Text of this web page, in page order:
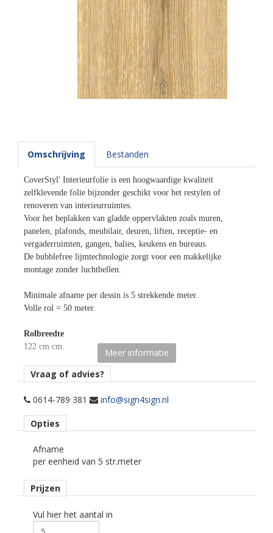
Omschrijving Bestanden
CoverStyl' Interieurfolie is een hoogwaardige kwaliteit
zelfklevende folie bijzonder geschikt voor het restylen of
renoveren van interieurruimtes.
Voor het beplakken van gladde oppervlakten zoals muren,
panelen, plafonds, meubilair, deuren, liften, receptie- en
vergaderruimten, gangen, balies, keukens en bureaus.
De bubblefree lijmtechnologie zorgt voor een makkelijke
montage zonder luchtbellen.
Minimale afname per dessin is 5 strekkende meter.
Volle rol = 50 meter.
Rolbreedte
122 cm cm.
Afname
per 5 strekkende meter.
interieurfolie.
Opmerking
Alleen droog plakken!
laag.
Meer informatie
Vraag of advies?
0614-789 381 info@sign4sign.nl
Opties
Afname
per eenheid van 5 str.meter
Prijzen
Vul hier het aantal in